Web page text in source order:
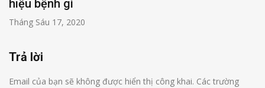
hiệu bệnh gì
Tháng Sáu 17, 2020
Trả lời
Email của bạn sẽ không được hiển thị công khai. Các trường